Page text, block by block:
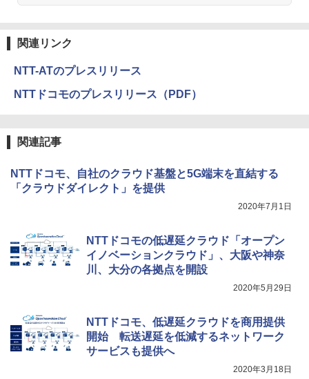
関連リンク
NTT-ATのプレスリリース
NTTドコモのプレスリリース（PDF）
関連記事
NTTドコモ、自社のクラウド基盤と5G端末を直結する
「クラウドダイレクト」を提供
2020年7月1日
NTTドコモの低遅延クラウド「オープン
イノベーションクラウド」、大阪や神奈
川、大分の各拠点を開設
2020年5月29日
NTTドコモ、低遅延クラウドを商用提供
開始 転送遅延を低減するネットワーク
サービスも提供へ
2020年3月18日